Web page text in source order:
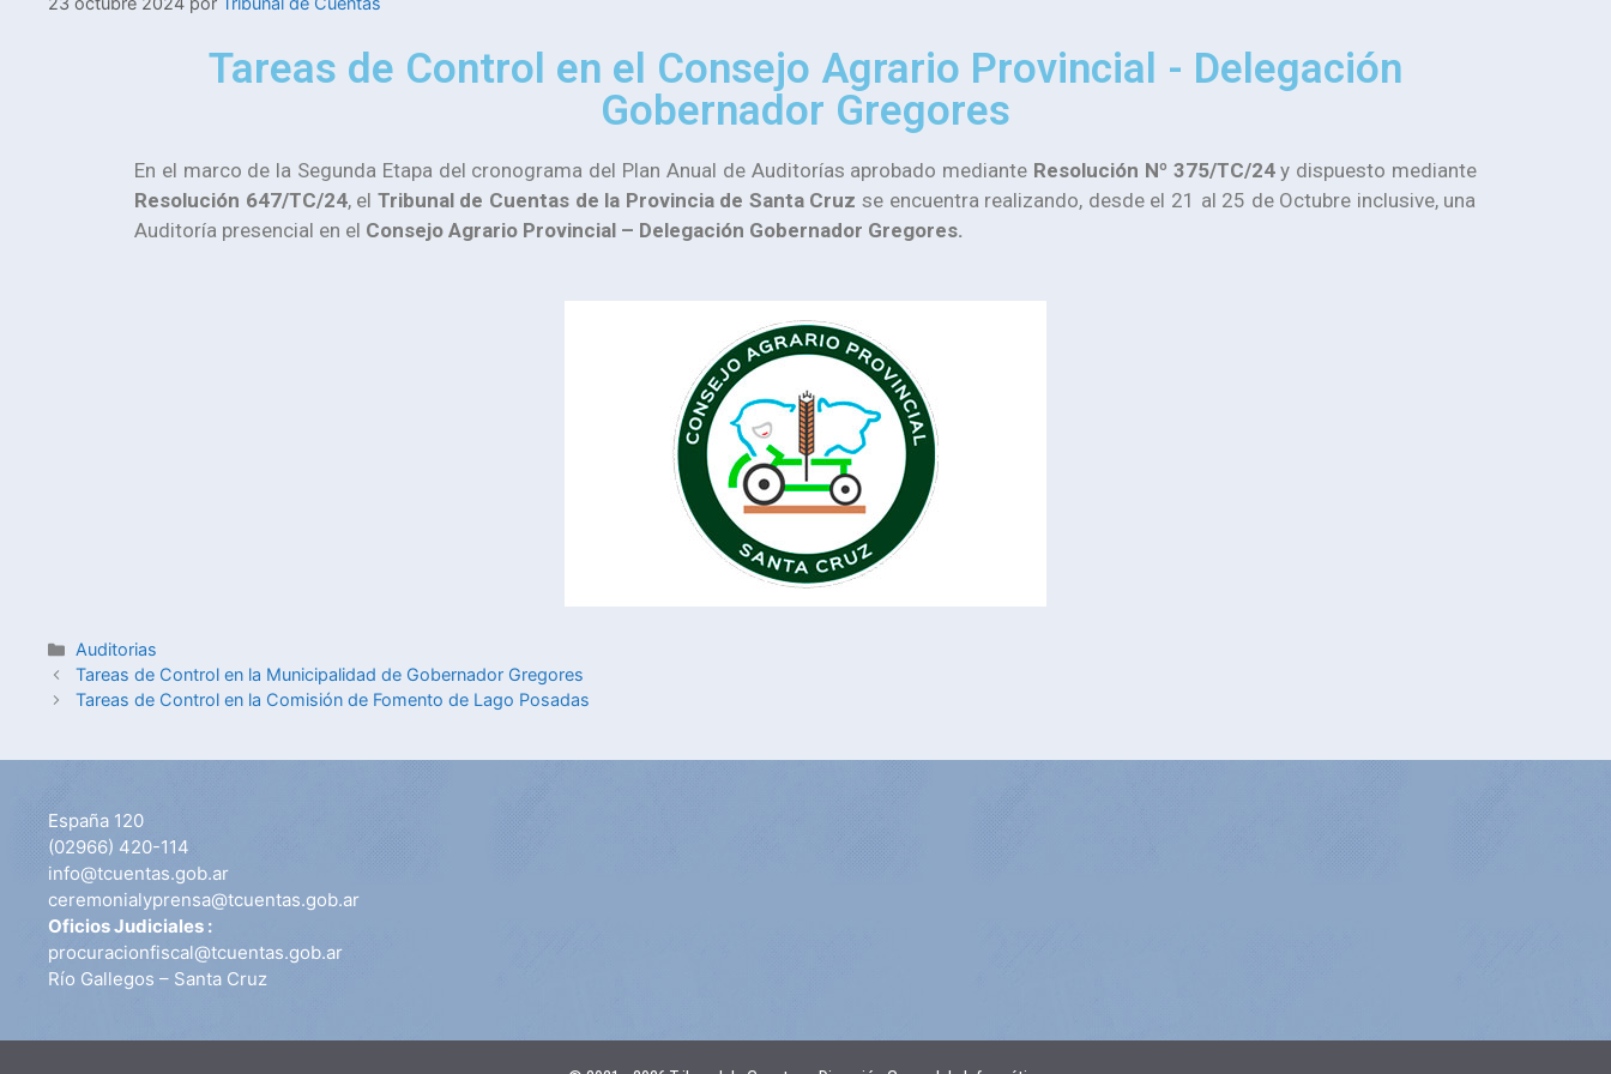
Tareas de Control en el Consejo Agrario Provincial - Delegación
Gobernador Gregores
En el marco de la Segunda Etapa del cronograma del Plan Anual de Auditorías aprobado mediante Resolución Nº 375/TC/24y dispuesto mediante
Resolución 647/TC/24, el Tribunal de Cuentas de la Provincia de Santa Cruz se encuentra realizando, desde el 21 al 25 de Octubre inclusive, una
Auditoría presencial en el Consejo Agrario Provincial – Delegación Gobernador Gregores.
Auditorias
Tareas de Control en la Municipalidad de Gobernador Gregores
Tareas de Control en la Comisión de Fomento de Lago Posadas
España 120
(02966) 420-114
info@tcuentas.gob.ar
ceremonialyprensa@tcuentas.gob.ar
Oficios Judiciales :
procuracionfiscal@tcuentas.gob.ar
Río Gallegos – Santa Cruz